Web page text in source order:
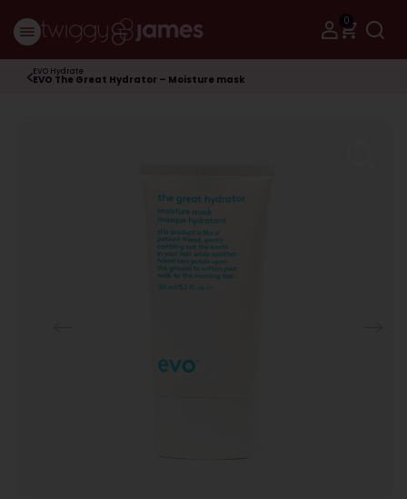
0
EVO Hydrate
EVO The Great Hydrator – Moisture mask